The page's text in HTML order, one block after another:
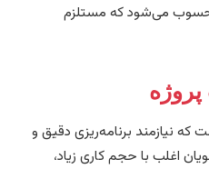
می‌شود که مستلزم
برنامه‌ریزی دقیق و
با حجم کاری زیاد،